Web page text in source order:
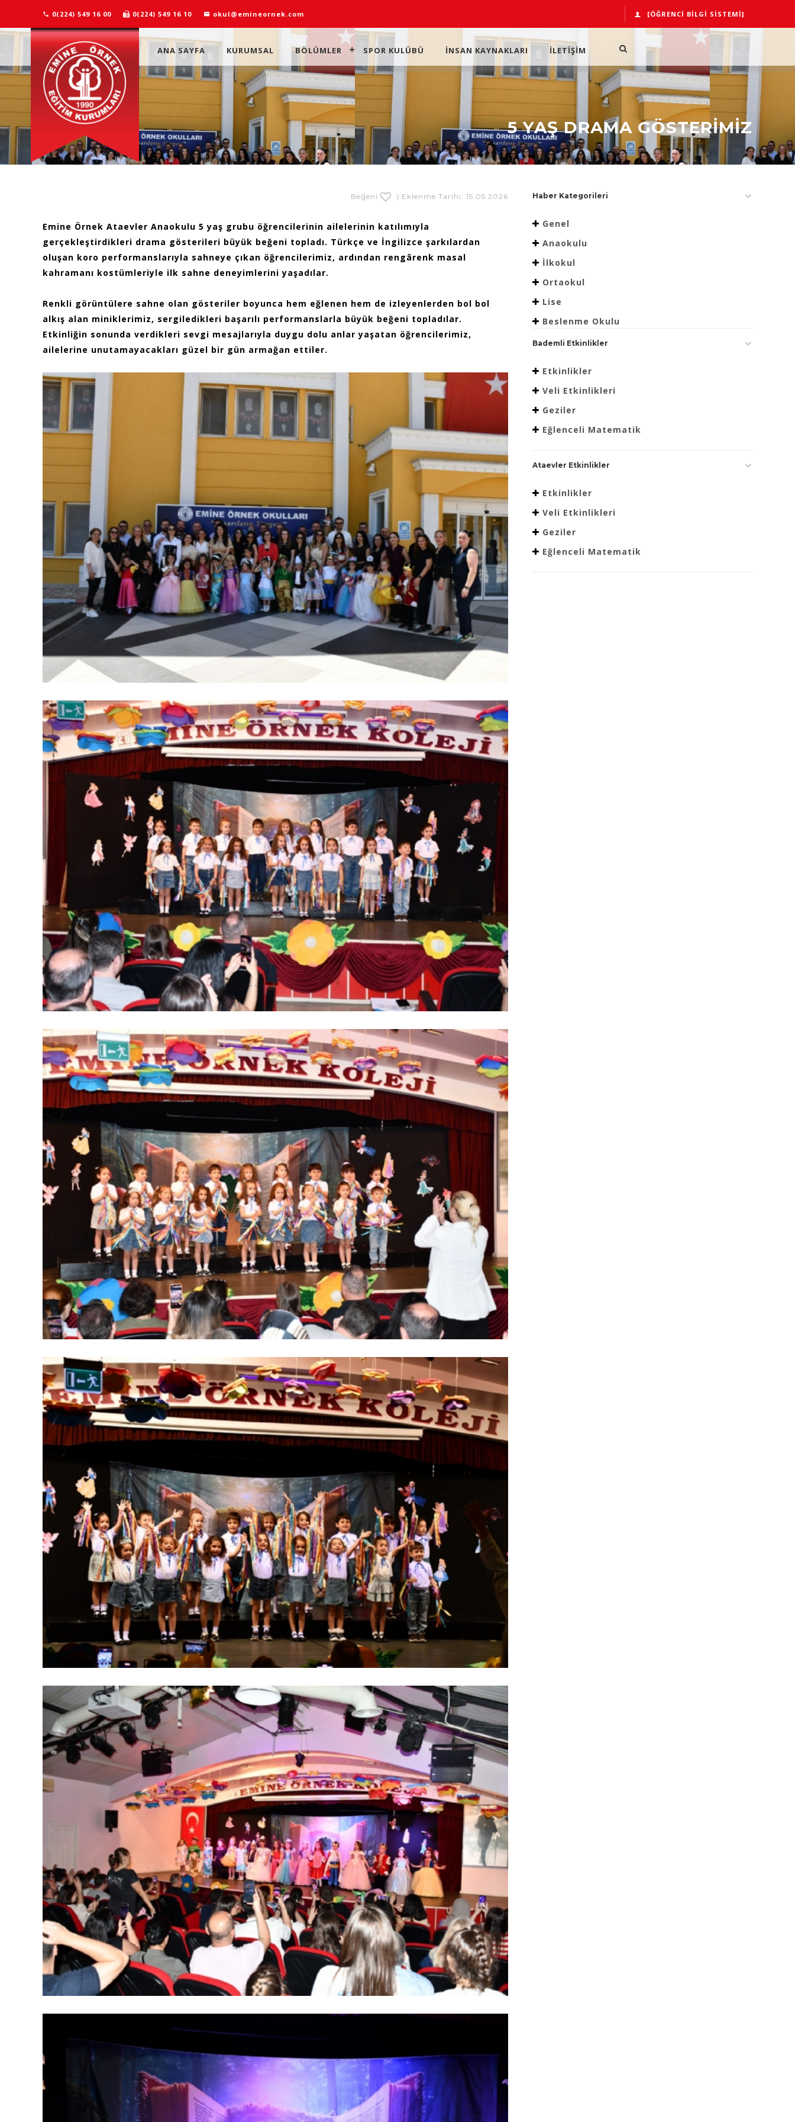
0(224) 549 16 00 0(224) 549 16 10 okul@emineornek.com [ÖĞRENCI BILGI SISTEMI]
ANA SAYFA KURUMSAL BÖLÜMLER SPOR KULÜBÜ İNSAN KAYNAKLARI İLETİŞİM
5 YAŞ DRAMA GÖSTERİMİZ
Beğeni | Eklenme Tarihi: 15.05.2026
Emine Örnek Ataevler Anaokulu 5 yaş grubu öğrencilerinin ailelerinin katılımıyla
gerçekleştirdikleri drama gösterileri büyük beğeni topladı. Türkçe ve İngilizce şarkılardan
oluşan koro performanslarıyla sahneye çıkan öğrencilerimiz, ardından rengârenk masal
kahramanı kostümleriyle ilk sahne deneyimlerini yaşadılar.
Renkli görüntülere sahne olan gösteriler boyunca hem eğlenen hem de izleyenlerden bol bol
alkış alan miniklerimiz, sergiledikleri başarılı performanslarla büyük beğeni topladılar.
Etkinliğin sonunda verdikleri sevgi mesajlarıyla duygu dolu anlar yaşatan öğrencilerimiz,
ailelerine unutamayacakları güzel bir gün armağan ettiler.
Haber Kategorileri
Genel
Anaokulu
İlkokul
Ortaokul
Lise
Beslenme Okulu
Bademli Etkinlikler
Etkinlikler
Veli Etkinlikleri
Geziler
Eğlenceli Matematik
Ataevler Etkinlikler
Etkinlikler
Veli Etkinlikleri
Geziler
Eğlenceli Matematik